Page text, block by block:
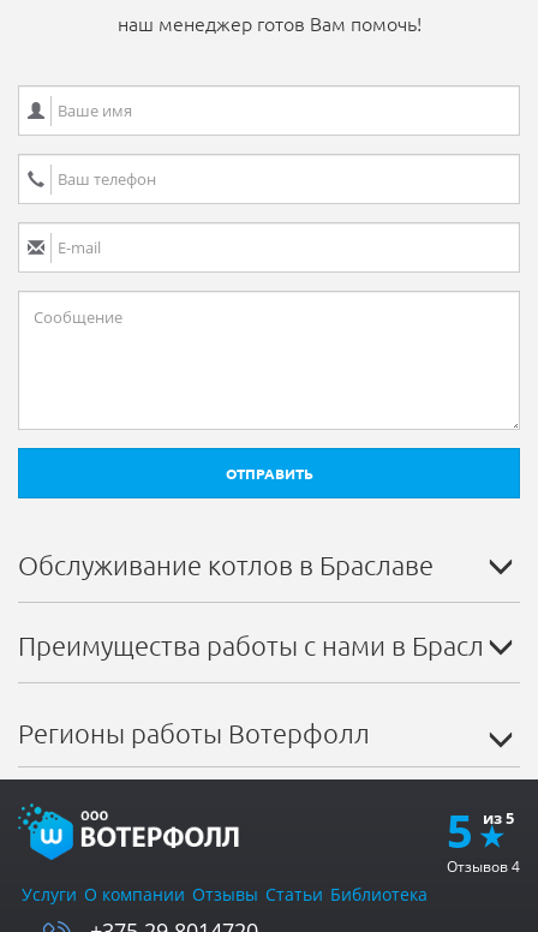
наш менеджер готов Вам помочь!
ОТПРАВИТЬ
Обслуживание котлов в Браславе
Преимущества работы с нами в Браславе
Регионы работы Вотерфолл
5
Отзывов4
Услуги О компании Отзывы Статьи Библиотека